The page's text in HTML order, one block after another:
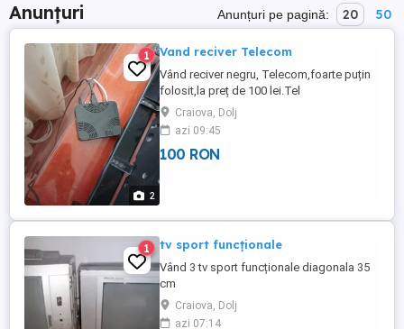
Anunțuri Anunțuri pe pagină: 20 50
2
1 Vand reciver Telecom
Vând reciver negru, Telecom,foarte puțin
folosit,la preț de 100 lei.Tel
Craiova, Dolj
azi 09:45
100 RON
1 tv sport funcționale
Vând 3 tv sport funcționale diagonala 35
cm
Craiova, Dolj
azi 07:14